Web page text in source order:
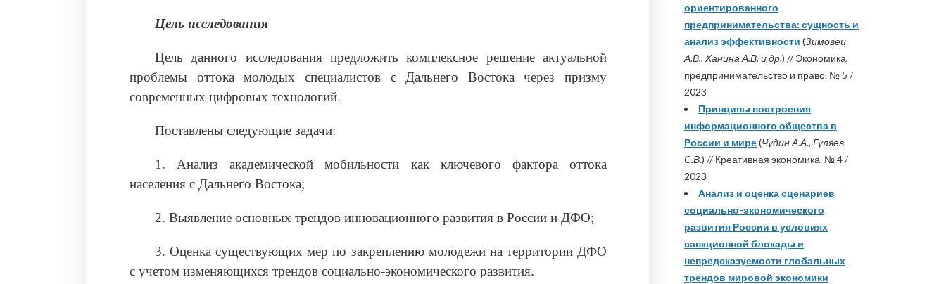
Цель исследования
Цель данного исследования предложить комплексное решение актуальной
проблемы оттока молодых специалистов с Дальнего Востока через призму
современных цифровых технологий.
Поставлены следующие задачи:
1. Анализ академической мобильности как ключевого фактора оттока
населения с Дальнего Востока;
2. Выявление основных трендов инновационного развития в России и ДФО;
3. Оценка существующих мер по закреплению молодежи на территории ДФО
с учетом изменяющихся трендов социально-экономического развития.
ориентированного
предпринимательства: сущность и
анализ эффективности (Зимовец
А.В., Ханина А.В. и др.) // Экономика,
предпринимательство и право. № 5 /
2023
Принципы построения
информационного общества в
России и мире(Чудин А.А., Гуляев
С.В.) // Креативная экономика. № 4 /
2023
Анализ и оценка сценариев
социально-экономического
развития России в условиях
санкционной блокады и
непредсказуемости глобальных
трендов мировой экономики